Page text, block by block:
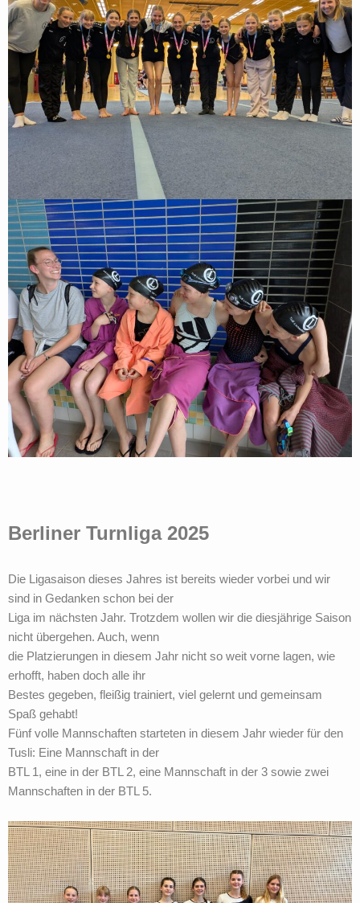
Berliner Turnliga 2025
Die Ligasaison dieses Jahres ist bereits wieder vorbei und wir
sind in Gedanken schon bei der
Liga im nächsten Jahr. Trotzdem wollen wir die diesjährige Saison
nicht übergehen. Auch, wenn
die Platzierungen in diesem Jahr nicht so weit vorne lagen, wie
erhofft, haben doch alle ihr
Bestes gegeben, fleißig trainiert, viel gelernt und gemeinsam
Spaß gehabt!
Fünf volle Mannschaften starteten in diesem Jahr wieder für den
Tusli: Eine Mannschaft in der
BTL 1, eine in der BTL 2, eine Mannschaft in der 3 sowie zwei
Mannschaften in der BTL 5.